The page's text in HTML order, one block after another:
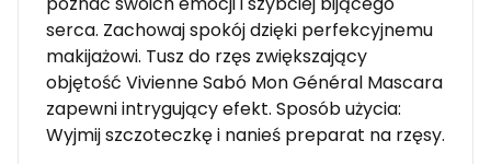
serca. Zachowaj spokój dzięki perfekcyjnemu
makijażowi. Tusz do rzęs zwiększający
objętość Vivienne Sabó Mon Général Mascara
zapewni intrygujący efekt. Sposób użycia:
Wyjmij szczoteczkę i nanieś preparat na rzęsy.